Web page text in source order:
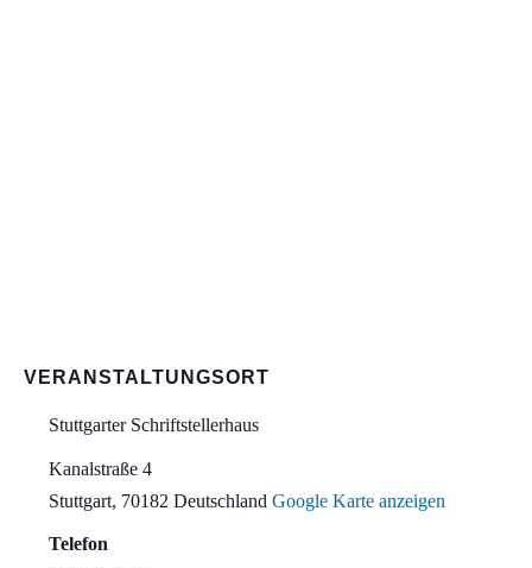
VERANSTALTUNGSORT
Stuttgarter Schriftstellerhaus
Kanalstraße 4
Stuttgart, 70182 Deutschland Google Karte anzeigen
Telefon